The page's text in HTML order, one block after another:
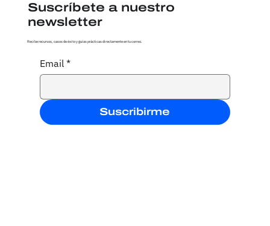
Cómo transformar cifras en
Suscríbete a nuestro
newsletter
Recibe recursos, casos de éxito y guías prácticas directamente en tu correo.
Email *
Suscribirme